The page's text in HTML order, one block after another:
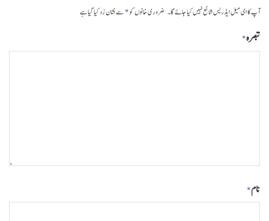
آپ کا ای میل ایڈریس شائع نہیں کیا جائے گا۔ ضروری خانوں کو*سے نشان زد کیا گیا ہے
تبصرہ*
نام*